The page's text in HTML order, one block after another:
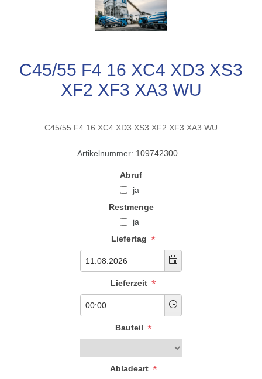
C45/55 F4 16 XC4 XD3 XS3
XF2 XF3 XA3 WU
C45/55 F4 16 XC4 XD3 XS3 XF2 XF3 XA3 WU
Artikelnummer: 109742300
Abruf
ja
Restmenge
ja
Liefertag *
Lieferzeit *
Bauteil *
Abladeart *